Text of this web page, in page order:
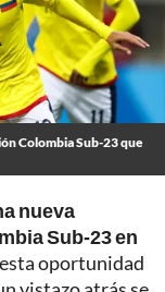
Colombia Sub-23 que
nueva
Sub-23 en
oportunidad